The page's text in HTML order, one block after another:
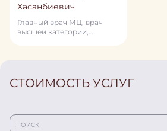
Хасанбиевич
Главный врач МЦ, врач
высшей категории,
СТОИМОСТЬ УСЛУГ